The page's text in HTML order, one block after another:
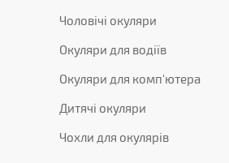
Чоловічі окуляри
Окуляри для водіїв
Окуляри для комп'ютера
Дитячі окуляри
Чохли для окулярів